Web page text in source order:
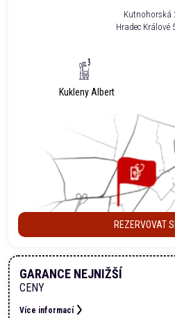
Kutnohorská
Hradec Králové
Kukleny Albert
REZERVOVAT
GARANCE NEJNIŽŠÍ
CENY
Více informací